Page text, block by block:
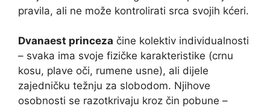
pravila, ali ne može kontrolirati srca svojih kćeri.
Dvanaest princeza čine kolektiv individualnosti
– svaka ima svoje fizičke karakteristike (crnu
kosu, plave oči, rumene usne), ali dijele
zajedničku težnju za slobodom. Njihove
osobnosti se razotkrivaju kroz čin pobune –